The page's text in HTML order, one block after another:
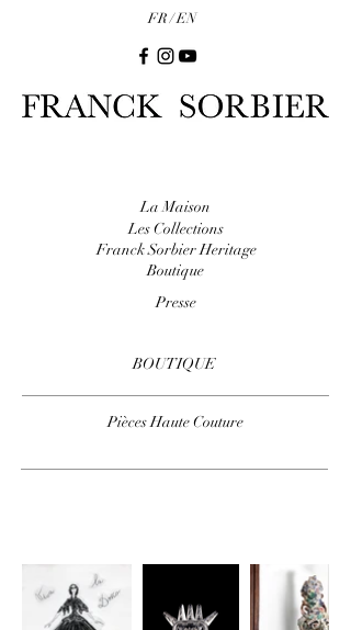
FR /EN
La Maison
Les Collections
Franck Sorbier Heritage
Boutique
Presse
BOUTIQUE
Pièces Haute Couture